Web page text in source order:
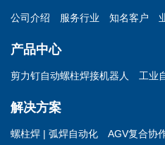
公司介绍 服务行业 知名客户
产品中心
剪力钉自动螺柱焊接机器人 工业
解决方案
螺柱焊 | 弧焊自动化 AGV复合协